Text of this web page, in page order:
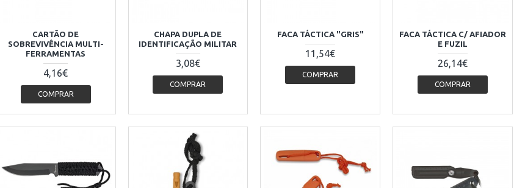
CARTÃO DE
SOBREVIVÊNCIA MULTI-
FERRAMENTAS
4,16€
COMPRAR
CHAPA DUPLA DE
IDENTIFICAÇÃO MILITAR
3,08€
COMPRAR
FACA TÁCTICA "GRIS"
11,54€
COMPRAR
FACA TÁCTICA C/ AFIADOR
E FUZIL
26,14€
COMPRAR